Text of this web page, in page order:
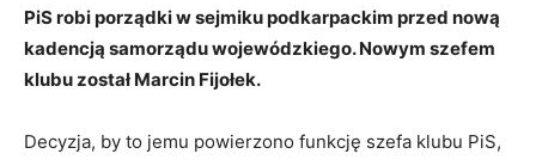
PiS robi porządki w sejmiku podkarpackim przed nową
kadencją samorządu wojewódzkiego. Nowym szefem
klubu został Marcin Fijołek.
Decyzja, by to jemu powierzono funkcję szefa klubu PiS,